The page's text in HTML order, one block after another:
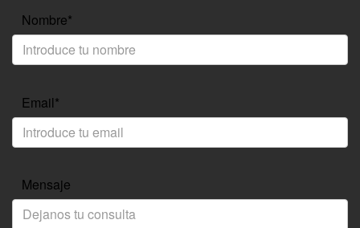
Nombre*
Email*
Mensaje